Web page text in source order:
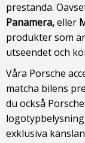
prestanda.
Panamera,eller
produkter som
utseendet och
Våra Porsche
matcha bilens
du också
exklusiva